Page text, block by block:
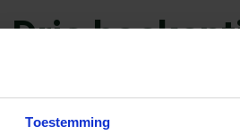
Toestemming
de